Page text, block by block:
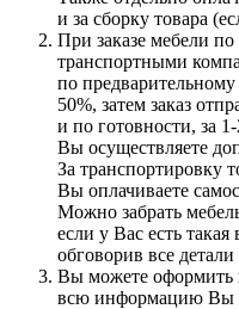
и за сборку товара
При заказе мебели
транспортными
по
50%, затем заказ
и по готовности, за
Вы осуществляете
За транспортировку
Вы оплачиваете
Можно забрать
если у Вас есть
обговорив все детали
Вы можете оформить
всю информацию Вы